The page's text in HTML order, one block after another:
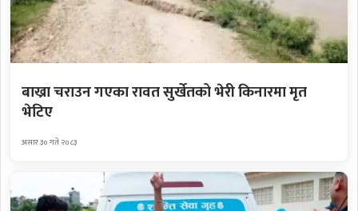
बाख्रा चराउन गएका रावत सुर्खेतको भेरी किनारमा मृत
भेटिए
असार ३० गते २०८३